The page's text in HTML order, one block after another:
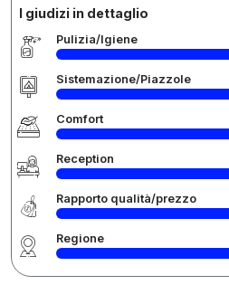
I giudizi in dettaglio
Pulizia/Igiene
Sistemazione/Piazzole
Comfort
Reception
Rapporto qualità/prezzo
Regione